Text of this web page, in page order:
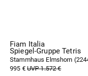
Fiam Italia
Spiegel-Gruppe Tetris
Stammhaus Elmshorn (
995 €UVP 1.572 €